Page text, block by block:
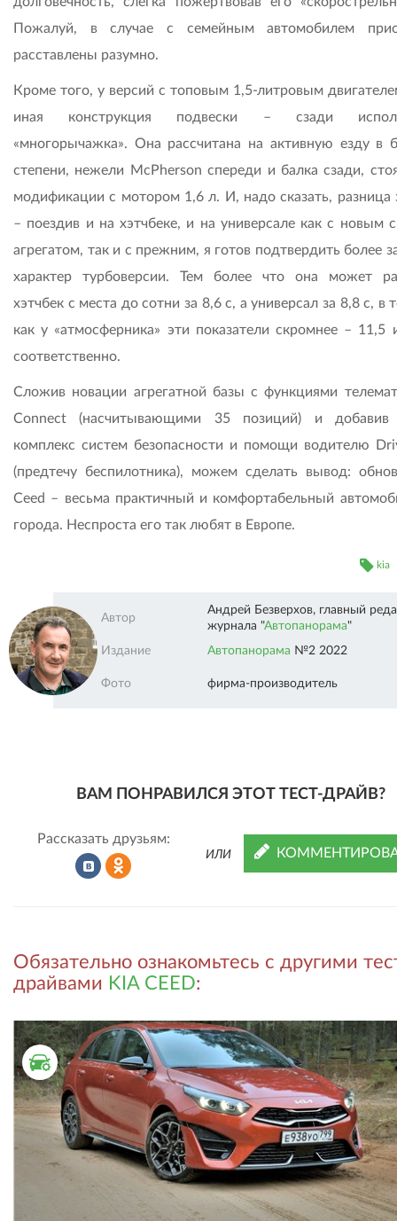
Пожалуй, в случае с семейным автомобилем
расставлены разумно.
Кроме того, у версий с топовым 1,5-литровым
иная конструкция подвески – сзади
«многорычажка». Она рассчитана на активную езду в
степени, нежели McPherson спереди и балка сзади,
модификации с мотором 1,6 л. И, надо сказать, разница
– поездив и на хэтчбеке, и на универсале как с новым
агрегатом, так и с прежним, я готов подтвердить более
характер турбоверсии. Тем более что она может
хэтчбек с места до сотни за 8,6 с, а универсал за 8,8 с, в
как у «атмосферника» эти показатели скромнее – 11,5
соответственно.
Сложив новации агрегатной базы с функциями
Connect (насчитывающими 35 позиций) и
комплекс систем безопасности и помощи водителю
(предтечу беспилотника), можем сделать вывод:
Ceed – весьма практичный и комфортабельный
города. Неспроста его так любят в Европе.
kia
Автопанорама"" />
Автор
Андрей Безверхов, главный
журнала "Автопанорама"
Издание
Автопанорама №2 2022
Фото фирма-производитель
ВАМ ПОНРАВИЛСЯ ЭТОТ ТЕСТ-ДРАЙВ?
Рассказать друзьям:
во
ВКонтакте
в
Одноклассниках
ИЛИ
Обязательно ознакомьтесь с другими
драйвами KIA CEED:
ТЕСТ ДРАЙВ